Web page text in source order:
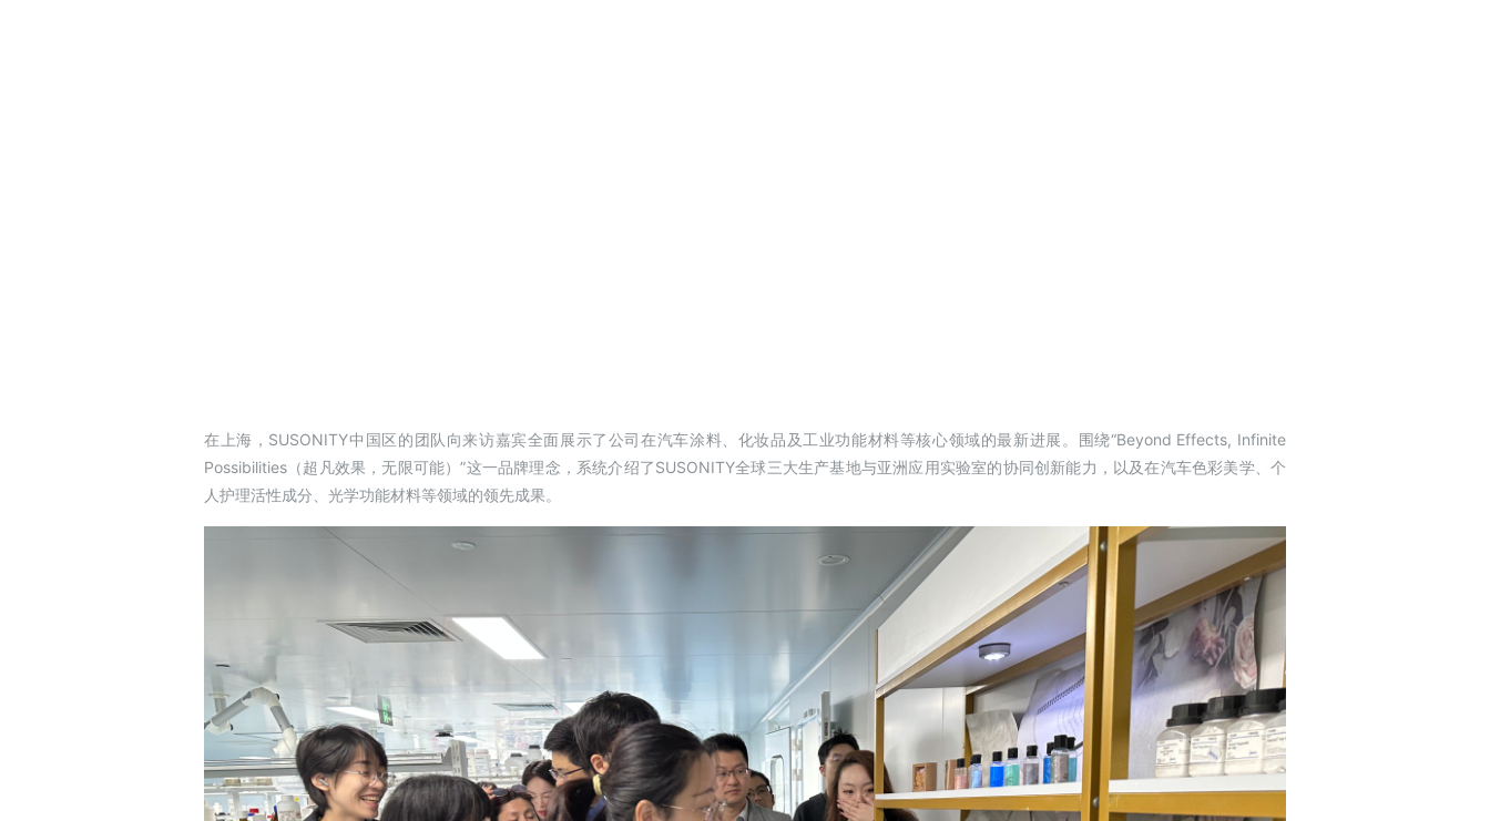
在上海，SUSONITY中国区的团队向来访嘉宾全面展示了公司在汽车涂料、化妆品及工业功能材料等核心领域的最新进展。围绕“Beyond Effects, Infinite
Possibilities（超凡效果，无限可能）”这一品牌理念，系统介绍了SUSONITY全球三大生产基地与亚洲应用实验室的协同创新能力，以及在汽车色彩美学、个
人护理活性成分、光学功能材料等领域的领先成果。